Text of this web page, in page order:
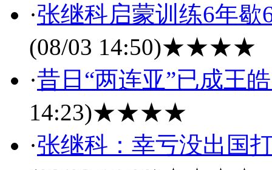
·张继科启蒙训练6年歇
(08/03 14:50)★★★★
·昔日“两连亚”已成王
14:23)★★★★
·张继科：幸亏没出国